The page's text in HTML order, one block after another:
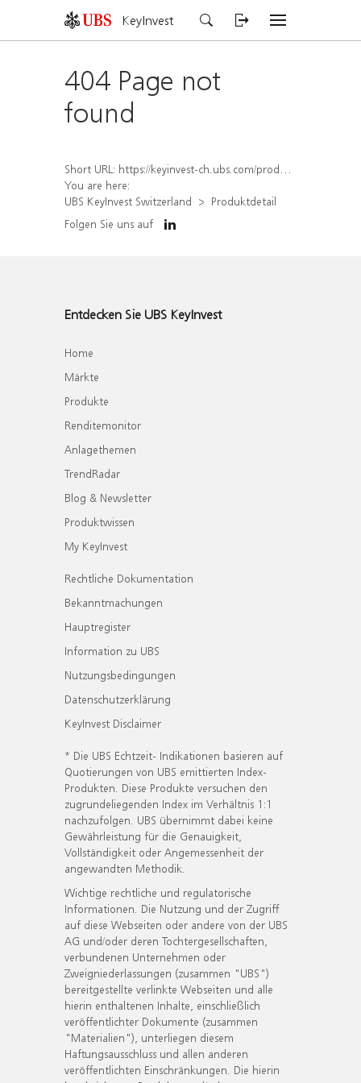
KeyInvest
404 Page not
found
Short URL: https://keyinvest-ch.ubs.com/produkt/detail/index/isin/CH1572303852
You are here:
UBS KeyInvest Switzerland
Produktdetail
Folgen Sie uns auf
Entdecken Sie UBS KeyInvest
Home
Märkte
Produkte
Renditemonitor
Anlagethemen
TrendRadar
Blog & Newsletter
Produktwissen
My KeyInvest
Rechtliche Dokumentation
Bekanntmachungen
Hauptregister
Information zu UBS
Nutzungsbedingungen
Datenschutzerklärung
KeyInvest Disclaimer
* Die UBS Echtzeit- Indikationen basieren auf
Quotierungen von UBS emittierten Index-
Produkten. Diese Produkte versuchen den
zugrundeliegenden Index im Verhältnis 1:1
nachzufolgen. UBS übernimmt dabei keine
Gewährleistung für die Genauigkeit,
Vollständigkeit oder Angemessenheit der
angewandten Methodik.
Wichtige rechtliche und regulatorische
Informationen. Die Nutzung und der Zugriff
auf diese Webseiten oder andere von der UBS
AG und/oder deren Tochtergesellschaften,
verbundenen Unternehmen oder
Zweigniederlassungen (zusammen "UBS")
bereitgestellte verlinkte Webseiten und alle
hierin enthaltenen Inhalte, einschließlich
veröffentlichter Dokumente (zusammen
"Materialien"), unterliegen diesem
Haftungsausschluss und allen anderen
veröffentlichten Einschränkungen. Die hierin